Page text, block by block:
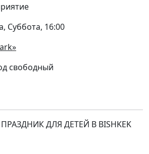
Суббота, 16:00
свободный
ДЛЯ ДЕТЕЙ В BISHKEK